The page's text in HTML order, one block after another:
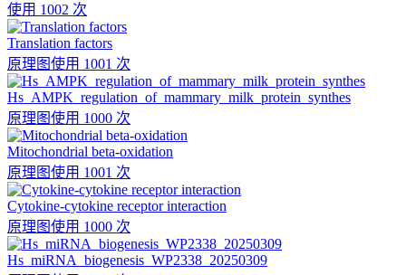
使用 1002 次
Translation factors
原理图使用 1001 次
Hs_AMPK_regulation_of_mammary_milk_protein_synthes
原理图使用 1000 次
Mitochondrial beta-oxidation
原理图使用 1001 次
Cytokine-cytokine receptor interaction
原理图使用 1000 次
Hs_miRNA_biogenesis_WP2338_20250309